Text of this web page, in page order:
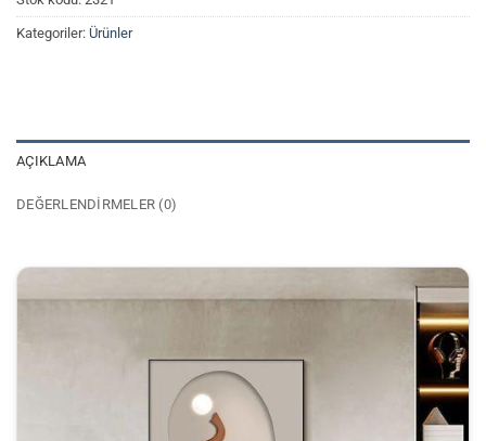
Kategoriler: Ürünler
AÇIKLAMA
DEĞERLENDIRMELER (0)